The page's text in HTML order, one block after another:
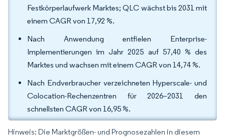
Festkörperlaufwerk Marktes; QLC wächst bis 2031 mit
einem CAGR von 17,92 %.
Nach Anwendung entfielen Enterprise-
Implementierungen im Jahr 2025 auf 57,40 % des
Marktes und wachsen mit einem CAGR von 14,74 %.
Nach Endverbraucher verzeichneten Hyperscale- und
Colocation-Rechenzentren für 2026–2031 den
schnellsten CAGR von 16,95 %.
Hinweis: Die Marktgrößen- und Prognosezahlen in diesem